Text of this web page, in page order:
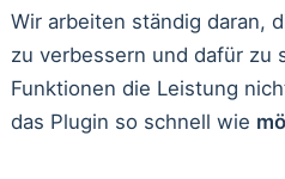
Wir arbeiten ständig daran,
zu verbessern und dafür zu
Funktionen die Leistung
das Plugin so schnell wie